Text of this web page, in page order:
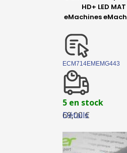
Détails
HD+ LED
eMachines
ECM714EMEMG443
5 en stock
69,00 €